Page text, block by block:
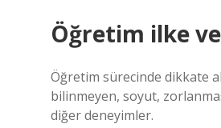
Öğretim ilke
Öğretim sürecinde dikkate
bilinmeyen, soyut,
diğer deneyimler.